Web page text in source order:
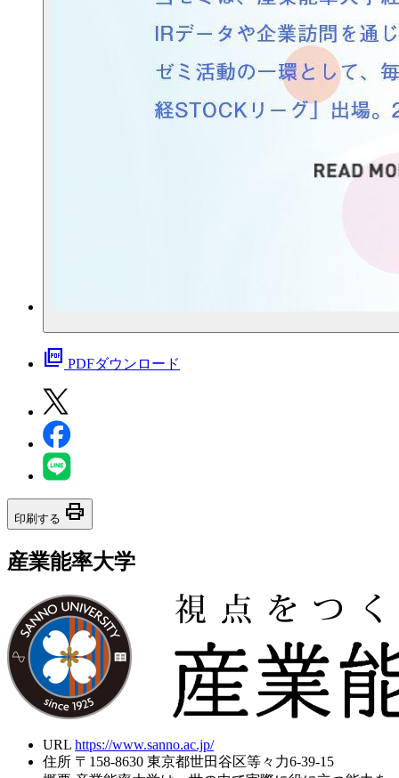
picture_as_pdf PDFダウンロード
印刷する print
産業能率大学
URL https://www.sanno.ac.jp/
住所 〒158-8630 東京都世田谷区等々力6-39-15